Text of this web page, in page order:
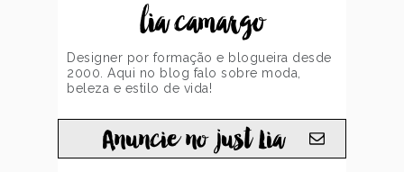
lia camargo
Designer por formação e blogueira desde
2000. Aqui no blog falo sobre moda,
beleza e estilo de vida!
Anuncie no just Lia